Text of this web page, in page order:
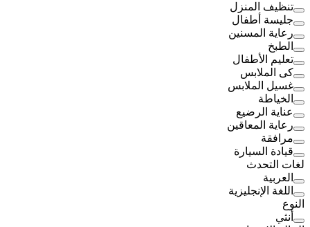
تنظيف المنزل
جليسة أطفال
رعاية المسنين
الطبخ
تعليم الأطفال
كى الملابس
غسيل الملابس
الخياطة
عناية الرضيع
رعاية المعاقين
مرافقة
قيادة السيارة
لغات التحدث
العربية
اللغة الإنجليزية
النوع
أنثي